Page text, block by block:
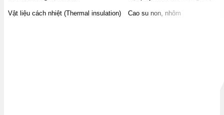
Vật liệu cách nhiệt (Thermal insulation) Cao su non, nhôm